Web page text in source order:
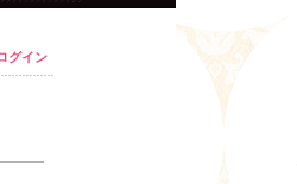
グイン